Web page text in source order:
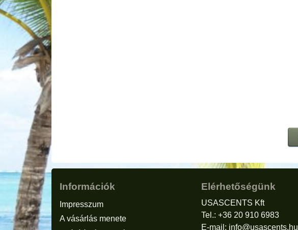
Információk
Impresszum
A vásárlás menete
Elérhetőségünk
USASCENTS Kft
Tel.: +36 20 910 6983
E-mail: info@usascents.hu